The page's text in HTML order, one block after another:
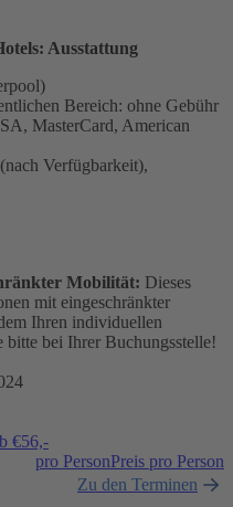
Ausstattung
Bereich: ohne Gebühr
MasterCard, American
Verfügbarkeit),
Mobilität: Dieses
mit eingeschränkter
Ihren individuellen
bitte bei Ihrer Buchungsstelle!
€56,-
pro PersonPreis pro Person
Zu den Terminen